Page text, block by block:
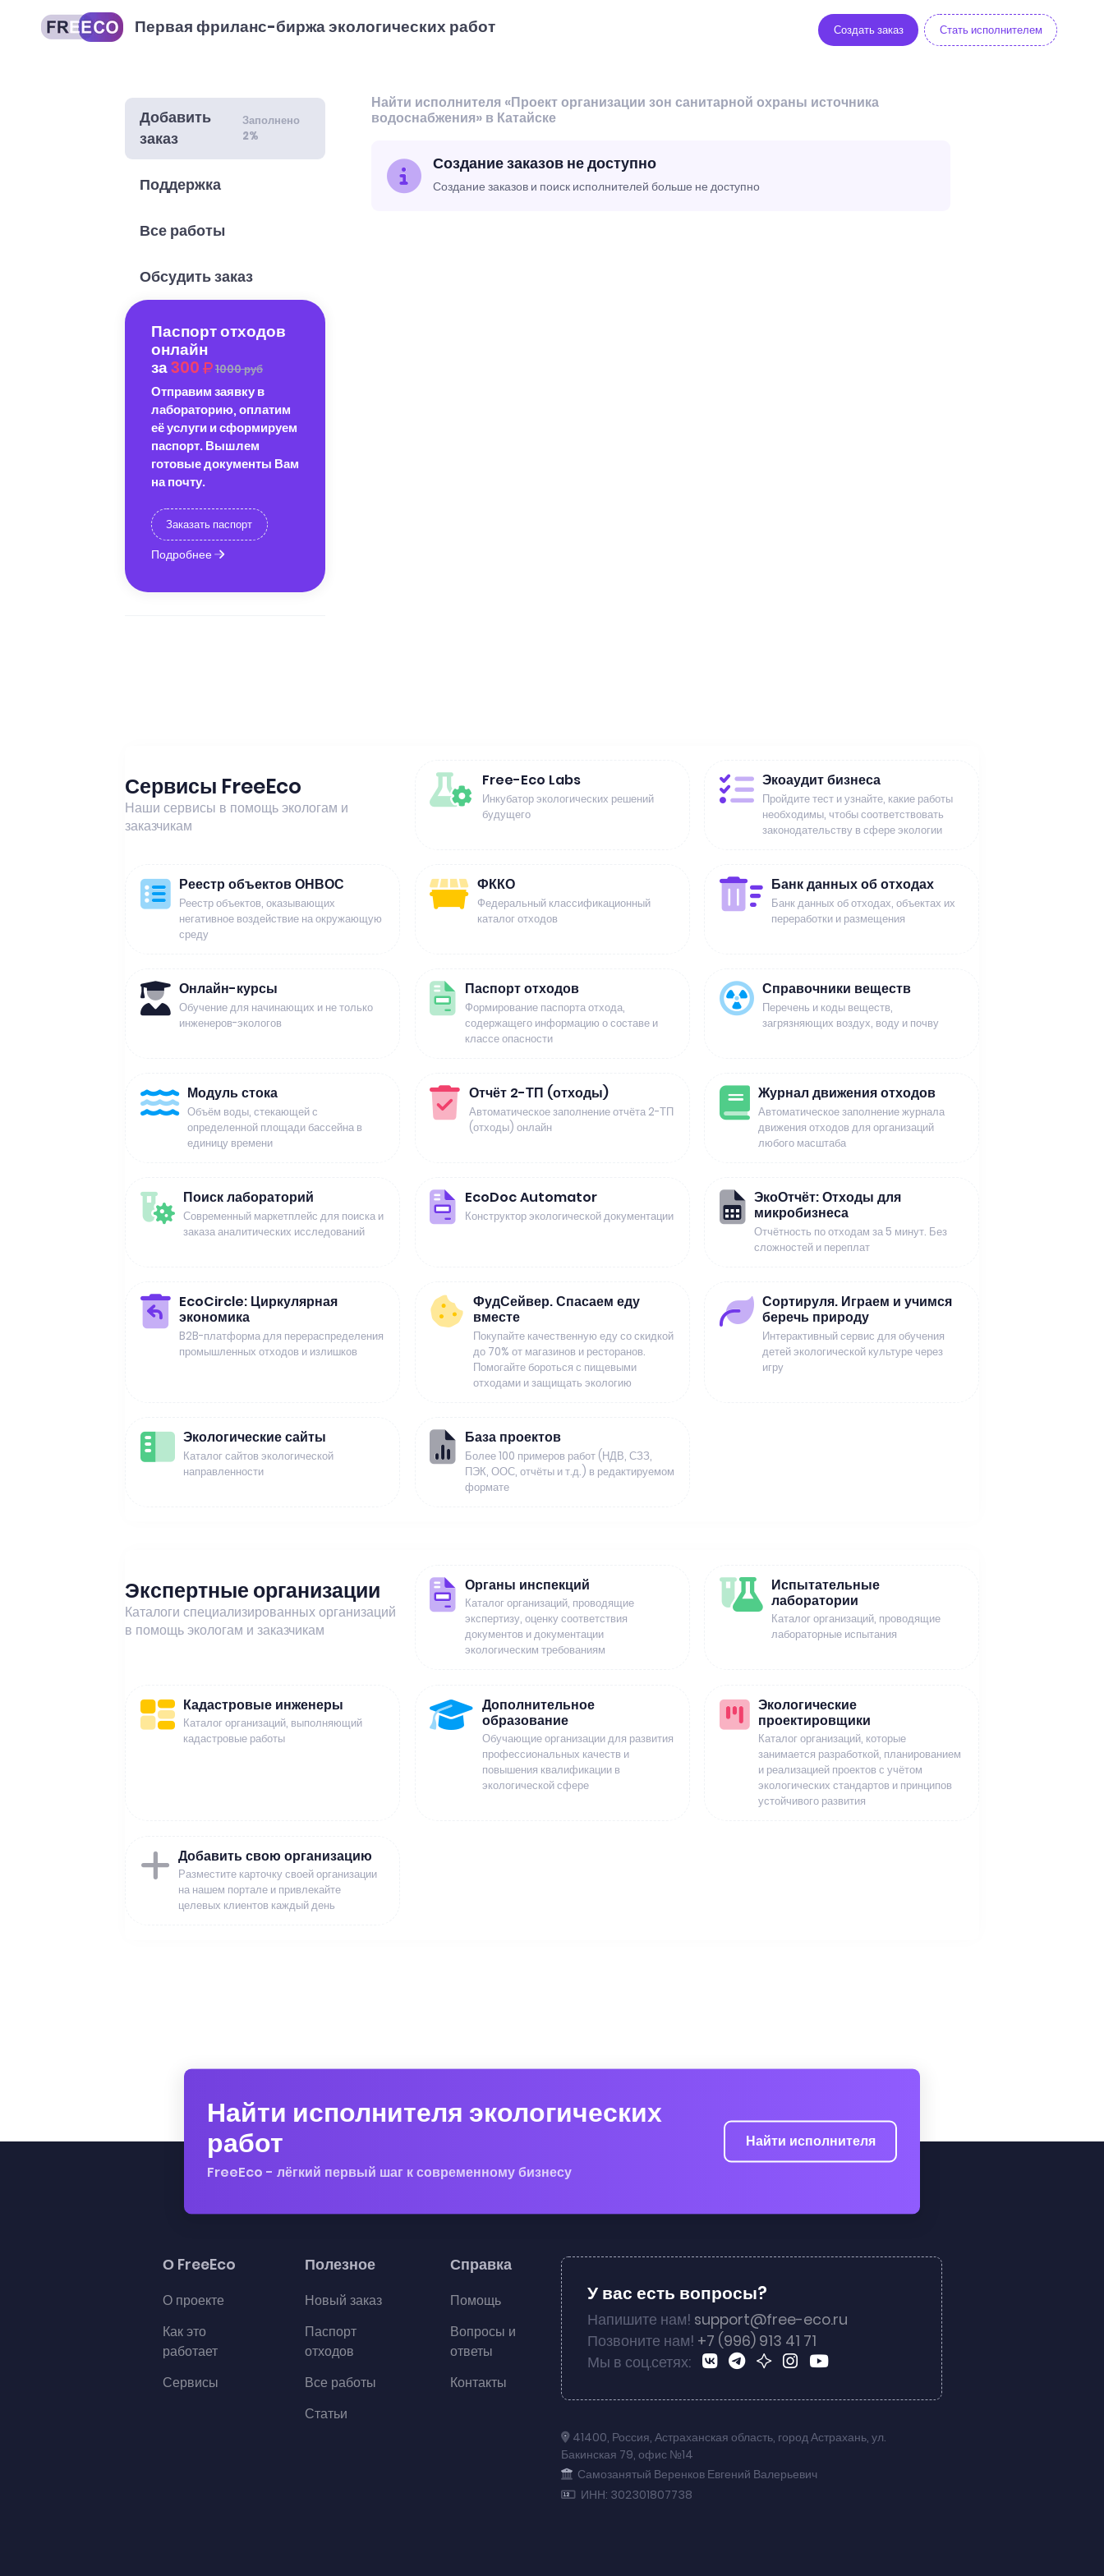
Первая фриланс-биржа экологических работ Создать заказ Стать исполнителем
Добавить
заказ
Заполнено
2%
Поддержка
Все работы
Обсудить заказ
Паспорт отходов
онлайн
за300 1000 руб
Отправим заявку в
лабораторию, оплатим
её услуги и сформируем
паспорт. Вышлем
готовые документы Вам
на почту.
Заказать паспорт
Подробнее
Найти исполнителя «Проект организации зон санитарной охраны источника
водоснабжения» в Катайске
Создание заказов не доступно
Создание заказов и поиск исполнителей больше не доступно
Сервисы FreeEco
Наши сервисы в помощь экологам и
заказчикам
Free-Eco Labs
Инкубатор экологических решений
будущего
Экоаудит бизнеса
Пройдите тест и узнайте, какие работы
необходимы, чтобы соответствовать
законодательству в сфере экологии
Реестр объектов ОНВОС
Реестр объектов, оказывающих
негативное воздействие на окружающую
среду
ФККО
Федеральный классификационный
каталог отходов
Банк данных об отходах
Банк данных об отходах, объектах их
переработки и размещения
Онлайн-курсы
Обучение для начинающих и не только
инженеров-экологов
Паспорт отходов
Формирование паспорта отхода,
содержащего информацию о составе и
классе опасности
Справочники веществ
Перечень и коды веществ,
загрязняющих воздух, воду и почву
Модуль стока
Объём воды, стекающей с
определенной площади бассейна в
единицу времени
Отчёт 2-ТП (отходы)
Автоматическое заполнение отчёта 2-ТП
(отходы) онлайн
Журнал движения отходов
Автоматическое заполнение журнала
движения отходов для организаций
любого масштаба
Поиск лабораторий
Современный маркетплейс для поиска и
заказа аналитических исследований
EcoDoc Automator
Конструктор экологической документации
ЭкоОтчёт: Отходы для
микробизнеса
Отчётность по отходам за 5 минут. Без
сложностей и переплат
EcoCircle: Циркулярная
экономика
B2B-платформа для перераспределения
промышленных отходов и излишков
ФудСейвер. Спасаем еду
вместе
Покупайте качественную еду со скидкой
до 70% от магазинов и ресторанов.
Помогайте бороться с пищевыми
отходами и защищать экологию
Сортируля. Играем и учимся
беречь природу
Интерактивный сервис для обучения
детей экологической культуре через
игру
Экологические сайты
Каталог сайтов экологической
направленности
База проектов
Более 100 примеров работ (НДВ, СЗЗ,
ПЭК, ООС, отчёты и т.д.) в редактируемом
формате
Экспертные организации
Каталоги специализированных организаций
в помощь экологам и заказчикам
Органы инспекций
Каталог организаций, проводящие
экспертизу, оценку соответствия
документов и документации
экологическим требованиям
Испытательные
лаборатории
Каталог организаций, проводящие
лабораторные испытания
Кадастровые инженеры
Каталог организаций, выполняющий
кадастровые работы
Дополнительное
образование
Обучающие организации для развития
профессиональных качеств и
повышения квалификации в
экологической сфере
Экологические
проектировщики
Каталог организаций, которые
занимается разработкой, планированием
и реализацией проектов с учётом
экологических стандартов и принципов
устойчивого развития
Добавить свою организацию
Разместите карточку своей организации
на нашем портале и привлекайте
целевых клиентов каждый день
Найти исполнителя экологических
работ
FreeEco - лёгкий первый шаг к современному бизнесу
Найти исполнителя
О FreeEco
О проекте
Как это
работает
Сервисы
Полезное
Новый заказ
Паспорт
отходов
Все работы
Статьи
Справка
Помощь
Вопросы и
ответы
Контакты
У вас есть вопросы?
Напишите нам! support@free-eco.ru
Позвоните нам! +7 (996) 913 41 71
Мы в соц.сетях:
41400, Россия, Астраханская область, город Астрахань, ул.
Бакинская 79, офис №14
Самозанятый Веренков Евгений Валерьевич
ИНН: 302301807738